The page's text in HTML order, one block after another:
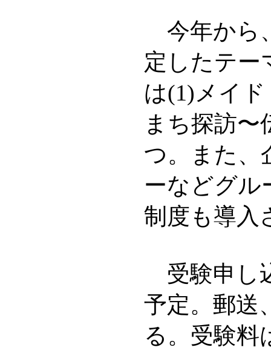
今年から
定したテー
は(1)メイ
まち探訪
つ。また、
ーなどグル
制度も導入
受験申し
予定。郵送
る。受験料